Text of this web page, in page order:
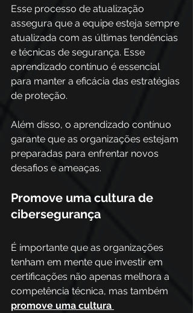
Esse processo de atualização
assegura que a equipe esteja sempre
atualizada com as últimas tendências
e técnicas de segurança. Esse
aprendizado contínuo é essencial
para manter a eficácia das estratégias
de proteção.
Além disso, o aprendizado contínuo
garante que as organizações estejam
preparadas para enfrentar novos
desafios e ameaças.
Promove uma cultura de
cibersegurança
É importante que as organizações
tenham em mente que investir em
certificações não apenas melhora a
competência técnica, mas também
promove uma cultura